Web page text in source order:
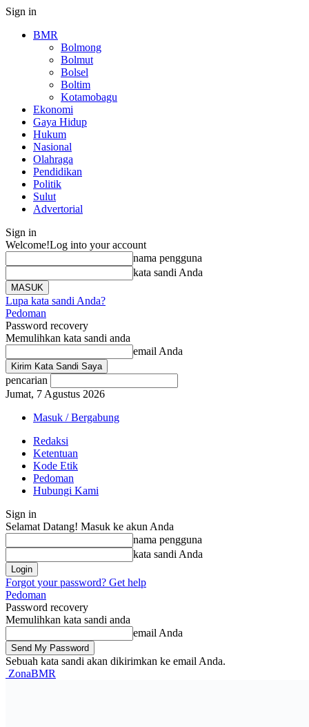
Sign in
BMR
Bolmong
Bolmut
Bolsel
Boltim
Kotamobagu
Ekonomi
Gaya Hidup
Hukum
Nasional
Olahraga
Pendidikan
Politik
Sulut
Advertorial
Sign in
Welcome!Log into your account
nama pengguna
kata sandi Anda
Lupa kata sandi Anda?
Pedoman
Password recovery
Memulihkan kata sandi anda
email Anda
pencarian
Jumat, 7 Agustus 2026
Masuk / Bergabung
Redaksi
Ketentuan
Kode Etik
Pedoman
Hubungi Kami
Sign in
Selamat Datang! Masuk ke akun Anda
nama pengguna
kata sandi Anda
Forgot your password? Get help
Pedoman
Password recovery
Memulihkan kata sandi anda
email Anda
Sebuah kata sandi akan dikirimkan ke email Anda.
ZonaBMR